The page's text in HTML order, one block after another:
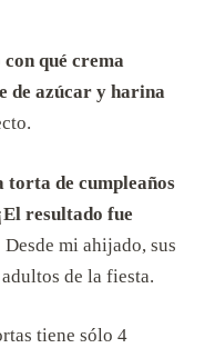
con qué crema
de azúcar y harina
torta de cumpleaños
El resultado fue
mi ahijado, sus
de la fiesta.
tiene sólo 4